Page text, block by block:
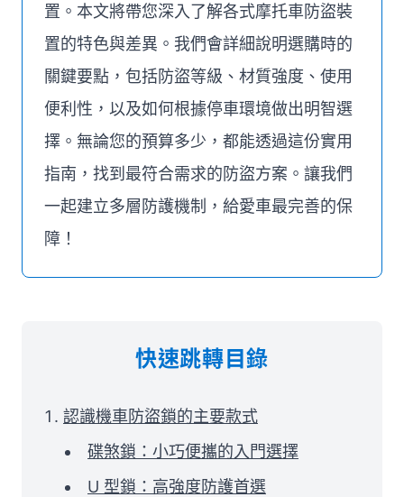
置。本文將帶您深入了解各式摩托車防盜裝
置的特色與差異。我們會詳細說明選購時的
關鍵要點，包括防盜等級、材質強度、使用
便利性，以及如何根據停車環境做出明智選
擇。無論您的預算多少，都能透過這份實用
指南，找到最符合需求的防盜方案。讓我們
一起建立多層防護機制，給愛車最完善的保
障！
快速跳轉目錄
認識機車防盜鎖的主要款式
碟煞鎖：小巧便攜的入門選擇
U 型鎖：高強度防護首選